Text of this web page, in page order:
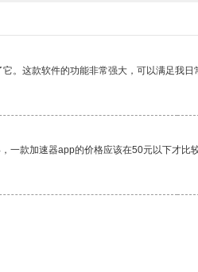
。这款软件的功能非常强大，可以满足我
一款加速器app的价格应该在50元以下才比较